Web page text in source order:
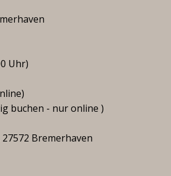
Uhr)
buchen - nur online )
Bremerhaven